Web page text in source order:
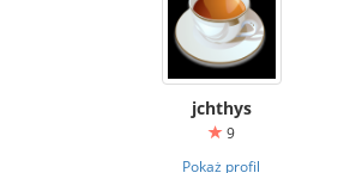
jchthys
9
Pokaż profil